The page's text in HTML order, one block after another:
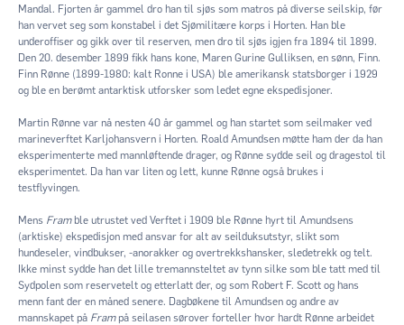
Mandal. Fjorten år gammel dro han til sjøs som matros på diverse seilskip, før
han vervet seg som konstabel i det Sjømilitære korps i Horten. Han ble
underoffiser og gikk over til reserven, men dro til sjøs igjen fra 1894 til 1899.
Den 20. desember 1899 fikk hans kone, Maren Gurine Gulliksen, en sønn, Finn.
Finn Rønne (1899-1980: kalt Ronne i USA) ble amerikansk statsborger i 1929
og ble en berømt antarktisk utforsker som ledet egne ekspedisjoner.
Martin Rønne var nå nesten 40 år gammel og han startet som seilmaker ved
marineverftet Karljohansvern i Horten. Roald Amundsen møtte ham der da han
eksperimenterte med mannløftende drager, og Rønne sydde seil og dragestol til
eksperimentet. Da han var liten og lett, kunne Rønne også brukes i
testflyvingen.
Mens Framble utrustet ved Verftet i 1909 ble Rønne hyrt til Amundsens
(arktiske) ekspedisjon med ansvar for alt av seilduksutstyr, slikt som
hundeseler, vindbukser, -anorakker og overtrekkshansker, sledetrekk og telt.
Ikke minst sydde han det lille tremannsteltet av tynn silke som ble tatt med til
Sydpolen som reservetelt og etterlatt der, og som Robert F. Scott og hans
menn fant der en måned senere. Dagbøkene til Amundsen og andre av
mannskapet på Frampå seilasen sørover forteller hvor hardt Rønne arbeidet